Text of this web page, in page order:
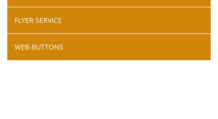
FLYER SERVICE
WEB-BUTTONS